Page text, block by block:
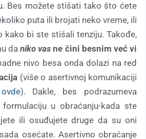
Bes možete stišati tako što ćete
puta ili brojati neko vreme, ili
kako bi ste stišali tenziju. Takođe,
da niko vas ne čini besnim već vi
nivo besa onda dolazi na red
(više o asertivnoj komunikaciji
ovde). Dakle, bes podrazumeva
u obraćanju-kada ste
ili osuđujete druge da su oni
osećate. Asertivno obraćanje